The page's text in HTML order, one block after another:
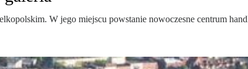
W jego miejscu powstanie nowoczesne centrum